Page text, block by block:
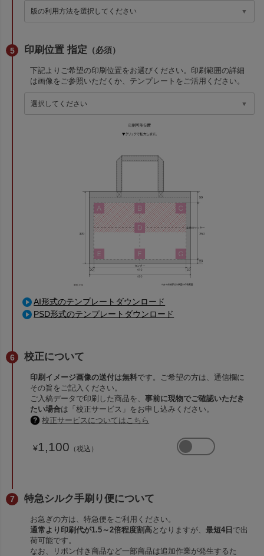
印刷位置 指定 （必須）
下記よりご希望の印刷位置をお選びください。印刷範囲の詳細
は画像をご参照いただくか、テンプレートをご活用ください。
AI形式のテンプレートダウンロード
PSD形式のテンプレートダウンロード
校正について
印刷イメージ画像の送付は無料です。ご希望の方は、通信欄に
その旨をご記入ください。
ご入稿データで印刷した商品を、事前に現物でご確認いただき
たい場合は「校正サービス」をお申し込みください。
校正サービスについてはこちら
¥1,100 （税込）
特急シルク手刷り便について
お急ぎの方は、特急便をご利用ください。
通常より印刷代が1.5～2倍程度割高となりますが、最短4日 で出
荷可能です。
なお、リボン付き商品など一部商品は追加作業が発生するた